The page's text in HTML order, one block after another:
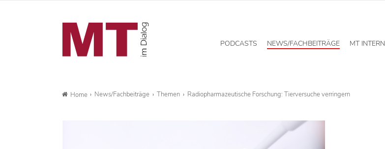
PODCASTS NEWS/FACHBEITRÄGE MT INTERN
Home News/Fachbeiträge Themen Radiopharmazeutische Forschung: Tierversuche verringern